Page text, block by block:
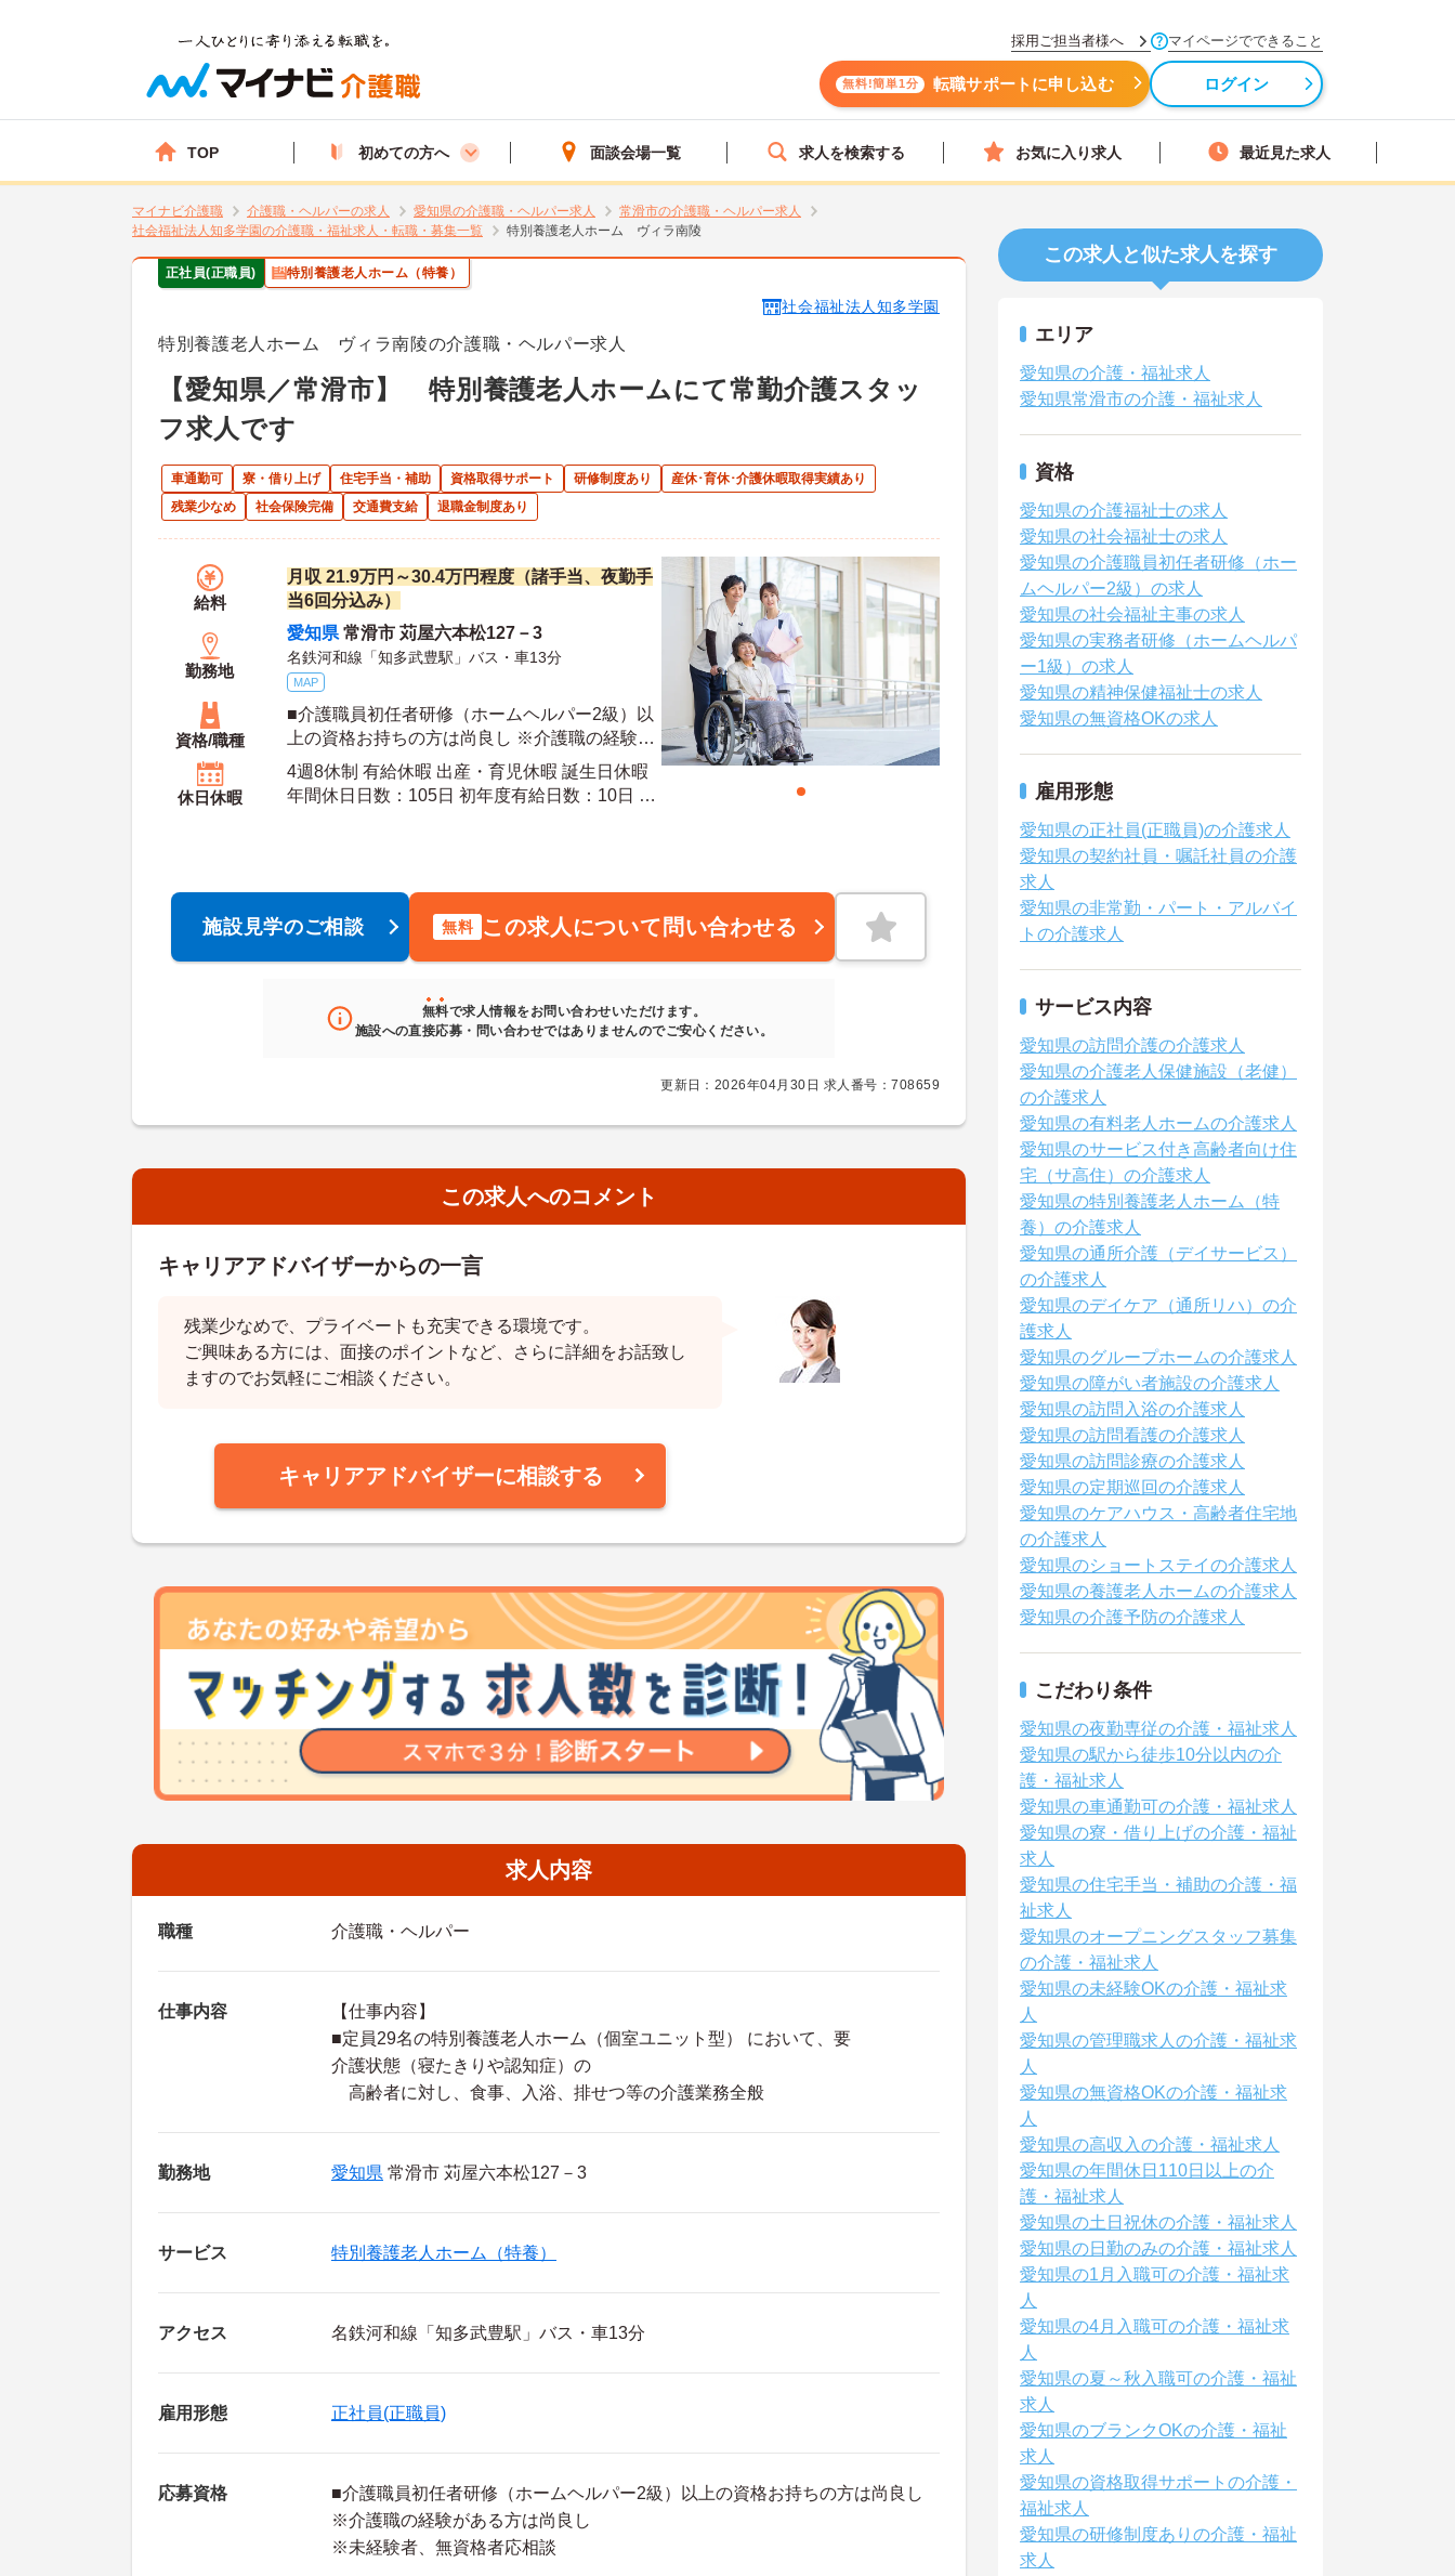
採用ご担当者様へ マイページでできること
無料!簡単1分 転職サポートに申し込む ログイン
TOP 初めての方へ 面談会場一覧 求人を検索する お気に入り求人 最近見た求人
マイナビ介護職 介護職・ヘルパーの求人 愛知県の介護職・ヘルパー求人
常滑市の介護職・ヘルパー求人
社会福祉法人知多学園の介護職・福祉求人・転職・募集一覧
特別養護老人ホーム ヴィラ南陵
正社員(正職員) 特別養護老人ホーム（特養）
社会福祉法人知多学園
特別養護老人ホーム ヴィラ南陵の介護職・ヘルパー求人
【愛知県／常滑市】 特別養護老人ホームにて常勤介護スタッ
フ求人です
車通勤可 寮・借り上げ 住宅手当・補助 資格取得サポート 研修制度あり
産休･育休･介護休暇取得実績あり
残業少なめ
社会保険完備 交通費支給 退職金制度あり
給料
月収 21.9万円～30.4万円程度（諸手当、夜勤手
当6回分込み）
勤務地
愛知県 常滑市 苅屋六本松127－3
名鉄河和線「知多武豊駅」バス・車13分
MAP
資格/職種
■介護職員初任者研修（ホームヘルパー2級）以
上の資格お持ちの方は尚良し ※介護職の経験が
ある方は尚良し ※未経験者、無資格者応相談
休日休暇
4週8休制 有給休暇 出産・育児休暇 誕生日休暇
年間休日日数：105日 初年度有給日数：10日 最
施設見学のご相談 無料 この求人について問い合わせる
無料で求人情報をお問い合わせいただけます。
施設への直接応募・問い合わせではありませんのでご安心ください。
更新日：2026年04月30日 求人番号：708659
この求人へのコメント
キャリアアドバイザーからの一言
残業少なめで、プライベートも充実できる環境です。
ご興味ある方には、面接のポイントなど、さらに詳細をお話致し
ますのでお気軽にご相談ください。
キャリアアドバイザーに相談する
求人内容
職種 介護職・ヘルパー
仕事内容
【仕事内容】
■定員29名の特別養護老人ホーム（個室ユニット型） において、要
介護状態（寝たきりや認知症）の
高齢者に対し、食事、入浴、排せつ等の介護業務全般
勤務地 愛知県 常滑市 苅屋六本松127－3
サービス 特別養護老人ホーム（特養）
アクセス 名鉄河和線「知多武豊駅」バス・車13分
雇用形態 正社員(正職員)
応募資格
■介護職員初任者研修（ホームヘルパー2級）以上の資格お持ちの方は尚良し
※介護職の経験がある方は尚良し
※未経験者、無資格者応相談
この求人と似た求人を探す
エリア
愛知県の介護・福祉求人
愛知県常滑市の介護・福祉求人
資格
愛知県の介護福祉士の求人
愛知県の社会福祉士の求人
愛知県の介護職員初任者研修（ホー
ムヘルパー2級）の求人
愛知県の社会福祉主事の求人
愛知県の実務者研修（ホームヘルパ
ー1級）の求人
愛知県の精神保健福祉士の求人
愛知県の無資格OKの求人
雇用形態
愛知県の正社員(正職員)の介護求人
愛知県の契約社員・嘱託社員の介護
求人
愛知県の非常勤・パート・アルバイ
トの介護求人
サービス内容
愛知県の訪問介護の介護求人
愛知県の介護老人保健施設（老健）
の介護求人
愛知県の有料老人ホームの介護求人
愛知県のサービス付き高齢者向け住
宅（サ高住）の介護求人
愛知県の特別養護老人ホーム（特
養）の介護求人
愛知県の通所介護（デイサービス）
の介護求人
愛知県のデイケア（通所リハ）の介
護求人
愛知県のグループホームの介護求人
愛知県の障がい者施設の介護求人
愛知県の訪問入浴の介護求人
愛知県の訪問看護の介護求人
愛知県の訪問診療の介護求人
愛知県の定期巡回の介護求人
愛知県のケアハウス・高齢者住宅地
の介護求人
愛知県のショートステイの介護求人
愛知県の養護老人ホームの介護求人
愛知県の介護予防の介護求人
こだわり条件
愛知県の夜勤専従の介護・福祉求人
愛知県の駅から徒歩10分以内の介
護・福祉求人
愛知県の車通勤可の介護・福祉求人
愛知県の寮・借り上げの介護・福祉
求人
愛知県の住宅手当・補助の介護・福
祉求人
愛知県のオープニングスタッフ募集
の介護・福祉求人
愛知県の未経験OKの介護・福祉求
人
愛知県の管理職求人の介護・福祉求
人
愛知県の無資格OKの介護・福祉求
人
愛知県の高収入の介護・福祉求人
愛知県の年間休日110日以上の介
護・福祉求人
愛知県の土日祝休の介護・福祉求人
愛知県の日勤のみの介護・福祉求人
愛知県の1月入職可の介護・福祉求
人
愛知県の4月入職可の介護・福祉求
人
愛知県の夏～秋入職可の介護・福祉
求人
愛知県のブランクOKの介護・福祉
求人
愛知県の資格取得サポートの介護・
福祉求人
愛知県の研修制度ありの介護・福祉
求人